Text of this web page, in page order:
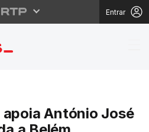
Entrar
PS
apoia António José